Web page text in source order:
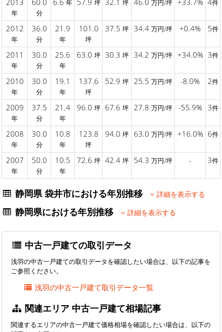
2013
年
60.0
分
6.6 年 57.9 坪 32.1 坪 46.0 万円/坪 +33.7% 4件
2012
年
36.0
分
21.9
年
101.0
坪
37.5 坪 34.4 万円/坪 +0.4% 5件
2011
年
30.0
分
25.6
年
63.0 坪 30.3 坪 34.2 万円/坪 +34.0% 3件
2010
年
30.0
分
19.1
年
137.6
坪
52.9 坪 25.5 万円/坪 -8.0% 2件
2009
年
37.5
分
21.4
年
96.0 坪 67.6 坪 27.8 万円/坪 -55.9% 3件
2008
年
30.0
分
10.8
年
123.8
坪
94.0 坪 63.0 万円/坪 +16.0% 6件
2007
年
50.0
分
10.5
年
72.6 坪 42.4 坪 54.3 万円/坪 - 3件
静岡県 袋井市における年別推移 詳細を表示する
静岡県における年別推移 詳細を表示する
中古一戸建ての取引データ
浅羽の中古一戸建ての取引データを確認したい場合は、以下の記事を
ご参照ください。
浅羽の中古一戸建て取引データ一覧
関連エリア 中古一戸建て相場記事
関連するエリアの中古一戸建て価格相場を確認したい場合は、以下の